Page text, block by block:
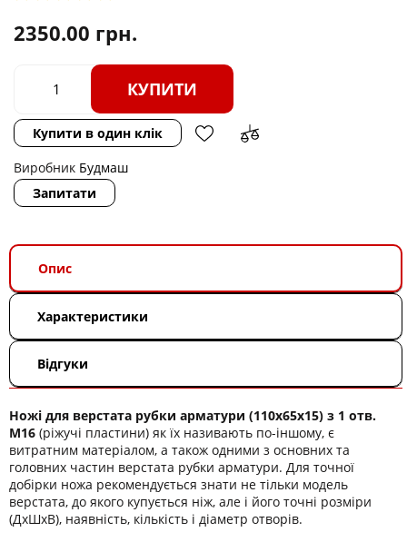
2350.00 грн.
КУПИТИ
Купити в один клік
Виробник Будмаш
Запитати
Опис
Характеристики
Відгуки
Ножі для верстата рубки арматури (110х65х15) з 1 отв.
М16 (ріжучі пластини) як їх називають по-іншому, є
витратним матеріалом, а також одними з основних та
головних частин верстата рубки арматури. Для точної
добірки ножа рекомендується знати не тільки модель
верстата, до якого купується ніж, але і його точні розміри
(ДхШхВ), наявність, кількість і діаметр отворів.